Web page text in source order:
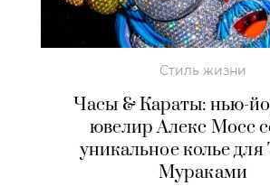
Стиль жизни
Часы & Караты: нью-
ювелир Алекс Мосс
уникальное колье для
Мураками